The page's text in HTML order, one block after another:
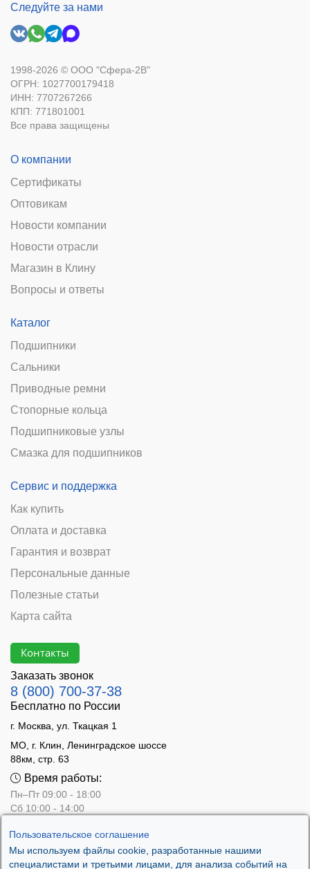
Пользовательское соглашение
Мы используем файлы cookie, разработанные нашими
специалистами и третьими лицами, для анализа событий на
Следуйте за нами
1998-2026 © ООО "Сфера-2В"
ОГРН: 1027700179418
ИНН: 7707267266
КПП: 771801001
Все права защищены
О компании
Сертификаты
Оптовикам
Новости компании
Новости отрасли
Магазин в Клину
Вопросы и ответы
Каталог
Подшипники
Сальники
Приводные ремни
Стопорные кольца
Подшипниковые узлы
Смазка для подшипников
Сервис и поддержка
Как купить
Оплата и доставка
Гарантия и возврат
Персональные данные
Полезные статьи
Карта сайта
Контакты
Заказать звонок
8 (800) 700-37-38
Бесплатно по России
г. Москва, ул. Ткацкая 1
МО, г. Клин, Ленинградское шоссе
88км, стр. 63
Время работы:
Пн–Пт 09:00 - 18:00
Сб 10:00 - 14:00